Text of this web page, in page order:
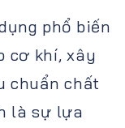
phổ biến
cơ khí, xây
chuẩn chất
là sự lựa